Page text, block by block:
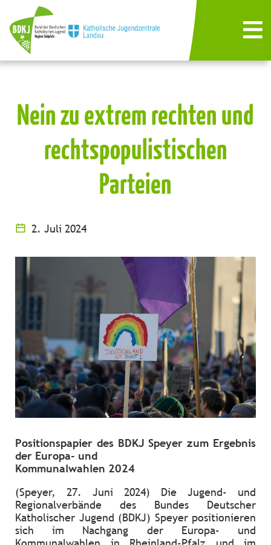
Nein zu extrem rechten und
rechtspopulistischen
Parteien
2. Juli 2024
Positionspapier des BDKJ Speyer zum Ergebnis
der Europa- und
Kommunalwahlen 2024
(Speyer, 27. Juni 2024) Die Jugend- und
Regionalverbände des Bundes Deutscher
Katholischer Jugend (BDKJ) Speyer positionieren
sich im Nachgang der Europa- und